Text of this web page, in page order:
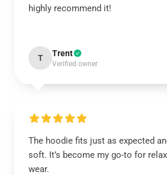
highly recommend it!
T Trent
Verified owner
The hoodie fits just as expected
soft. It’s become my go-to for
wear.